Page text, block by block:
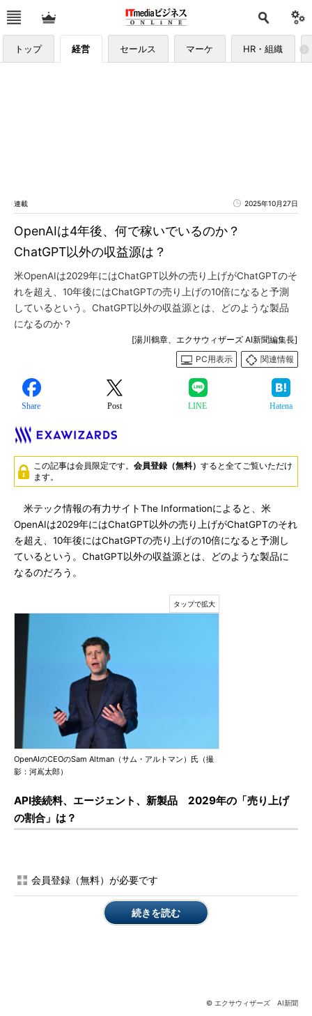
トップ 経営 セールス マーケ HR・組織
連載 2025年10月27日
OpenAIは4年後、何で稼いでいるのか？
ChatGPT以外の収益源は？
米OpenAIは2029年にはChatGPT以外の売り上げがChatGPTのそ
れを超え、10年後にはChatGPTの売り上げの10倍になると予測
しているという。ChatGPT以外の収益源とは、どのような製品
になるのか？
[湯川鶴章、エクサウィザーズ AI新聞編集長]
PC用表示
関連情報
Share Post LINE Hatena
この記事は会員限定です。 会員登録（無料） すると全てご覧いただけ
ます。
米テック情報の有力サイトThe Informationによると、米
OpenAIは2029年にはChatGPT以外の売り上げがChatGPTのそれ
を超え、10年後にはChatGPTの売り上げの10倍になると予測し
ているという。ChatGPT以外の収益源とは、どのような製品に
なるのだろう。
OpenAIのCEOのSam Altman（サム・アルトマン）氏（撮
影：河嶌太郎）
API接続料、エージェント、新製品 2029年の「売り上げ
の割合」は？
会員登録（無料）が必要です
続きを読む
© エクサウィザーズ AI新聞